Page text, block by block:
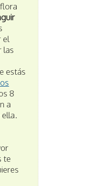
el
las
estás
8
a
te